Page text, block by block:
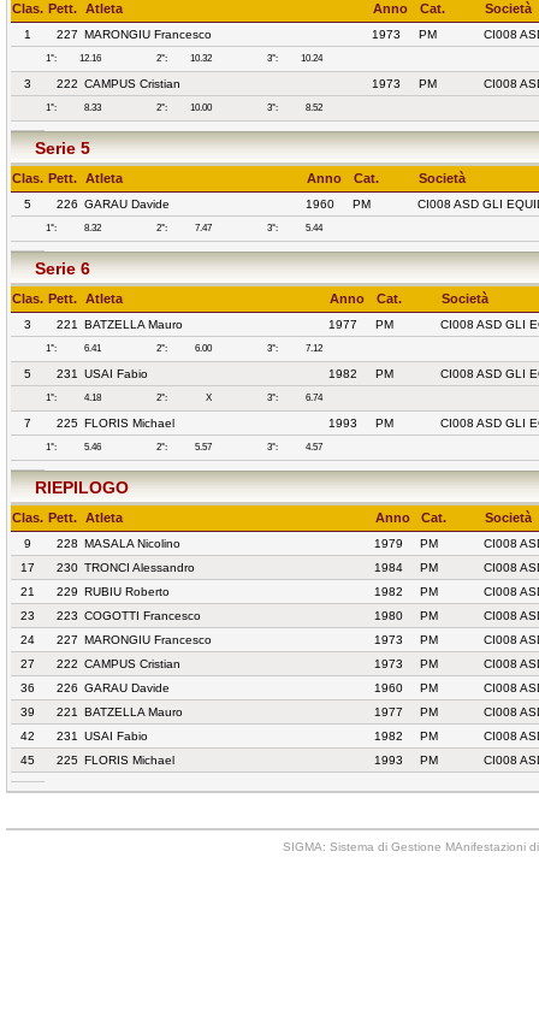
Clas. Pett. Atleta Anno Cat. Società
1 227 MARONGIU Francesco 1973 PM CI008
1°: 12.16 2°: 10.32 3°: 10.24
3 222 CAMPUS Cristian 1973 PM CI008
1°: 8.33 2°: 10.00 3°: 8.52
Serie 5
Clas. Pett. Atleta Anno Cat. Società
5 226 GARAU Davide 1960 PM CI008 ASD GLI
1°: 8.32 2°: 7.47 3°: 5.44
Serie 6
Clas. Pett. Atleta Anno Cat. Società
3 221 BATZELLA Mauro 1977 PM CI008 ASD GLI
1°: 6.41 2°: 6.00 3°: 7.12
5 231 USAI Fabio 1982 PM CI008 ASD GLI
1°: 4.18 2°: X 3°: 6.74
7 225 FLORIS Michael 1993 PM CI008 ASD GLI
1°: 5.46 2°: 5.57 3°: 4.57
RIEPILOGO
Clas. Pett. Atleta Anno Cat. Società
9 228 MASALA Nicolino 1979 PM
CI008
17
230 TRONCI Alessandro 1984 PM
CI008
21
229 RUBIU Roberto 1982 PM
CI008
23
223 COGOTTI Francesco 1980 PM
CI008
24
227 MARONGIU Francesco 1973 PM
CI008
27
222 CAMPUS Cristian 1973 PM
CI008
36
226 GARAU Davide 1960 PM
CI008
39
221 BATZELLA Mauro 1977 PM
CI008
42
231 USAI Fabio 1982 PM
CI008
45
225 FLORIS Michael 1993 PM CI008
SIGMA: Sistema di Gestione MAnifestazioni